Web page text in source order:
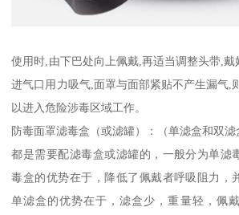
使用时,由下巴处向上佩戴,再适当调整头带,
进气口用力吸气,面罩与面部紧贴不产生漏气,
以进入危险涉毒区域工作。
防毒面罩滤毒盒（或滤罐）：（单滤盒和双滤
都是需要配滤毒盒或滤罐的，一般分为单滤
毒盒的优势在于，降低了佩戴者呼吸阻力，
单滤盒的优势在于，滤盒少，重量轻，佩